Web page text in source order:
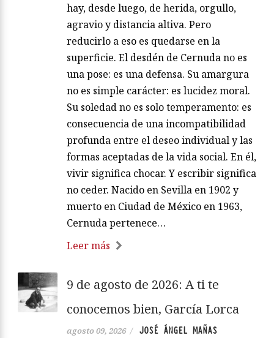
hay, desde luego, de herida, orgullo,
agravio y distancia altiva. Pero
reducirlo a eso es quedarse en la
superficie. El desdén de Cernuda no es
una pose: es una defensa. Su amargura
no es simple carácter: es lucidez moral.
Su soledad no es solo temperamento: es
consecuencia de una incompatibilidad
profunda entre el deseo individual y las
formas aceptadas de la vida social. En él,
vivir significa chocar. Y escribir significa
no ceder. Nacido en Sevilla en 1902 y
muerto en Ciudad de México en 1963,
Cernuda pertenece…
Leer más
9 de agosto de 2026: A ti te
conocemos bien, García Lorca
agosto 09, 2026 / JOSÉ ÁNGEL MAÑAS